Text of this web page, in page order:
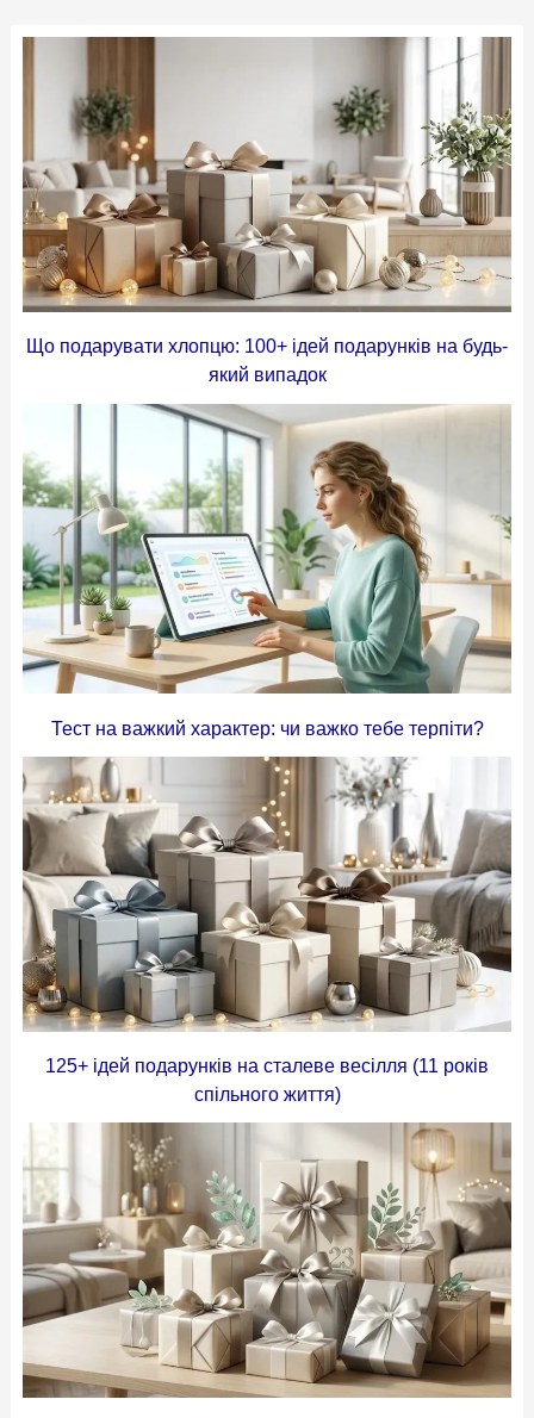
Що подарувати хлопцю: 100+ ідей подарунків на будь-
який випадок
Тест на важкий характер: чи важко тебе терпіти?
125+ ідей подарунків на сталеве весілля (11 років
спільного життя)